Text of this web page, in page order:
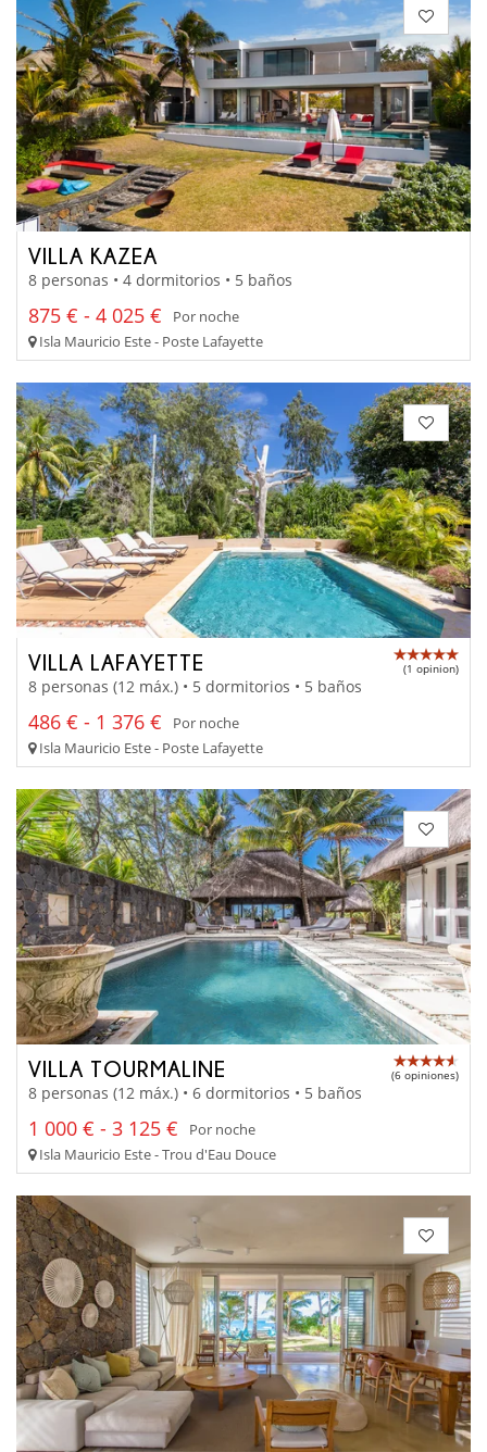
VILLA KAZEA
8 personas • 4 dormitorios • 5 baños
875 € - 4 025 €
Por noche
Isla Mauricio Este - Poste Lafayette
VILLA LAFAYETTE (1 opinion)
8 personas (12 máx.) • 5 dormitorios • 5 baños
486 € - 1 376 €
Por noche
Isla Mauricio Este - Poste Lafayette
VILLA TOURMALINE (6 opiniones)
8 personas (12 máx.) • 6 dormitorios • 5 baños
1 000 € - 3 125 €
Por noche
Isla Mauricio Este - Trou d'Eau Douce